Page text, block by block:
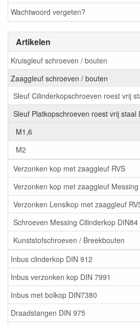
Wachtwoord vergeten?
Artikelen
Kruisgleuf schroeven / bouten
Zaaggleuf schroeven / bouten
Sleuf Cilinderkopschroeven roest vrij
Sleuf Platkopschroeven roest vrij staal
M1,6
M2
Verzonken kop met zaaggleuf RVS
Verzonken kop met zaaggleuf Messing
Verzonken Lenslkop met zaaggleuf
Schroeven Messing Cilinderkop DIN84
Kunststofschroeven / Breekbouten
Inbus clinderkop DIN 912
Inbus verzonken kop DIN 7991
Inbus met bolkop DIN7380
Draadstangen DIN 975